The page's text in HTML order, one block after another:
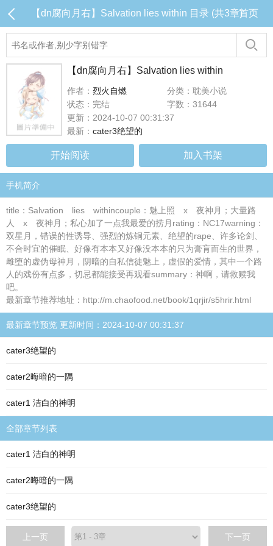
【dn腐向月右】Salvation lies within 目录 (共3章)首页
【dn腐向月右】Salvation lies within
作者： 烈火自燃
分类：耽美小说
状态：完结
字数：31644
更新：2024-10-07 00:31:37
最新： cater3绝望的
开始阅读 加入书架
手机简介
title：Salvation lies withincouple：魅上照 x 夜神月；大量路
人 x 夜神月；私心加了一点我最爱的捞月rating：NC17warning：
双星月，错误的性诱导、强烈的炼铜元素、绝望的rape、许多论剑、
不合时宜的催眠、好像有本本又好像没本本的只为膏肓而生的世界，
雌堕的虚伪母神月，阴暗的自私信徒魅上，虚假的爱情，其中一个路
人的戏份有点多，切忌都能接受再观看summary：神啊，请救赎我
吧。
最新章节推荐地址：http://m.chaofood.net/book/1qrjir/s5hrir.html
最新章节预览 更新时间：2024-10-07 00:31:37
cater3绝望的
cater2晦暗的一隅
cater1 洁白的神明
全部章节列表
cater1 洁白的神明
cater2晦暗的一隅
cater3绝望的
上一页 下一页